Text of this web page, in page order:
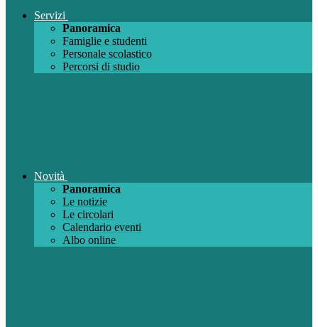
Servizi
Panoramica
Famiglie e studenti
Personale scolastico
Percorsi di studio
Novità
Panoramica
Le notizie
Le circolari
Calendario eventi
Albo online